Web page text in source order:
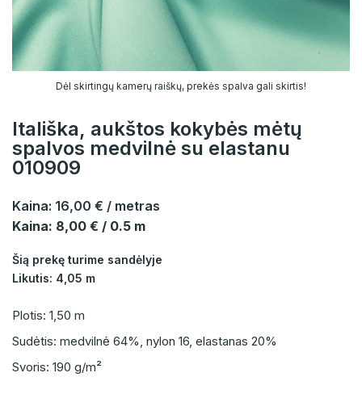
Dėl skirtingų kamerų raiškų, prekės spalva gali skirtis!
Itališka, aukštos kokybės mėtų
spalvos medvilnė su elastanu
010909
Kaina: 16,00 € / metras
Kaina: 8,00 € / 0.5 m
Šią prekę turime sandėlyje
Likutis: 4,05 m
Plotis: 1,50 m
Sudėtis: medvilnė 64%, nylon 16, elastanas 20%
Svoris: 190 g/m²